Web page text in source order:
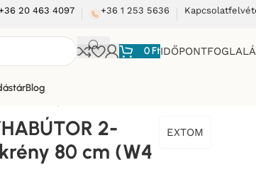
20 463 4097 +36 1 253 5636
0Ft
Blog
2-
80 cm (W4
EXTOM